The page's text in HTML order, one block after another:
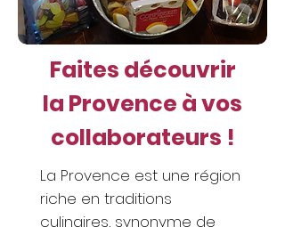
Faites découvrir
la Provence à vos
collaborateurs !
La Provence est une région
riche en traditions
culinaires, synonyme de